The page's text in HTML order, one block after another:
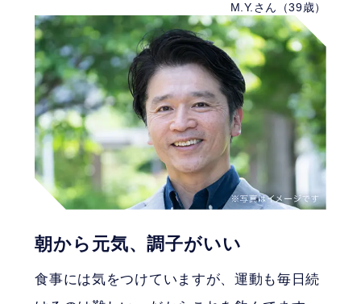
M.Y.さん（39歳）
朝から元気、調子がいい
食事には気をつけていますが、運動も毎日続